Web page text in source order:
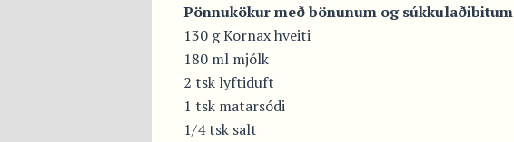
Pönnukökur með bönunum og súkkulaðibitum
130 g Kornax hveiti
180 ml mjólk
2 tsk lyftiduft
1 tsk matarsódi
1/4 tsk salt